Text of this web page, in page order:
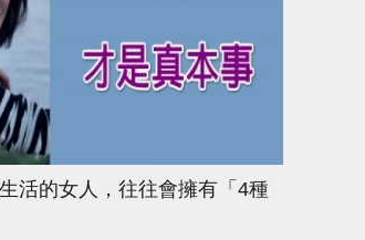
活的女人，往往會擁有「4種